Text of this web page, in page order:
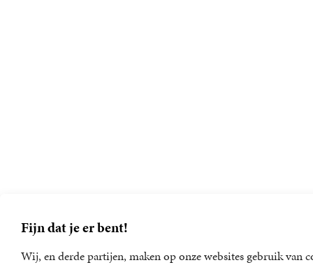
Fijn dat je er bent!
Wij, en derde partijen, maken op onze websites gebruik van